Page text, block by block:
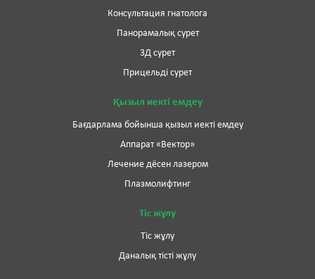
Консультация гнатолога
Панорамалық сурет
3Д сурет
Прицельді сурет
Қызыл иекті емдеу
Бағдарлама бойынша қызыл иекті емдеу
Аппарат «Вектор»
Лечение дёсен лазером
Плазмолифтинг
Тіс жұлу
Тіс жұлу
Даналық тісті жұлу